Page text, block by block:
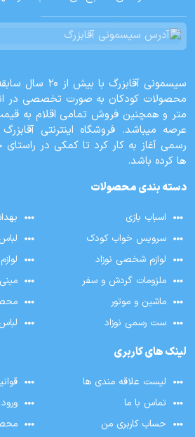
سیسمونی آقابزرگ
محصولات کودکان به صورت تخصصی در
متر و همچنین فروش تمامی اقلام به
رسمی آغاز به کار کرد تا کمکی در راستای
ها کرده باشد.
دسته بندی محصولات
اسباب بازی
سرویس خواب کودک
لوازم شخصی نوزاد
ملزومات گردش و سفر
ماشین و موتور
ست رسمی نوزاد
لینک های کاربری
لیست علاقه مندی ها
تماس با ما
حساب کاربری من